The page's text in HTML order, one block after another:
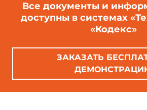
Все документы и
доступны в системах
«Кодекс»
ЗАКАЗАТЬ